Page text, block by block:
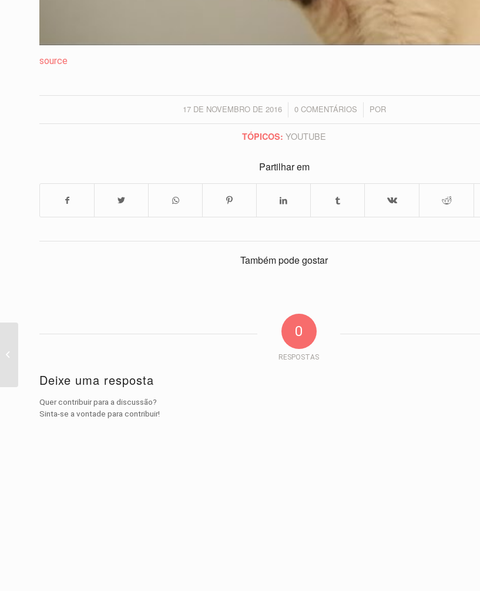
source
17 DE NOVEMBRO DE 2016
/ 0 COMENTÁRIOS
/ POR
TÓPICOS: YOUTUBE
Partilhar em
Também pode gostar
0
RESPOSTAS
Deixe uma resposta
Quer contribuir para a discussão?
Sinta-se a vontade para contribuir!